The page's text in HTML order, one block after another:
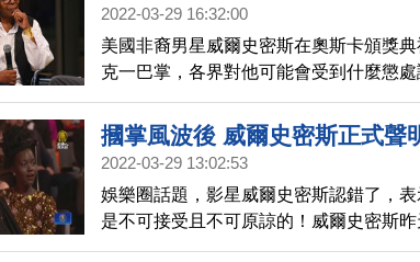
2022-03-29 16:32:00
美國非裔男星威爾史密斯在奧斯卡頒獎
克一巴掌，各界對他可能會受到什麼懲
員琥碧戈柏說，威爾史密斯可以保住小
摑掌風波後 威爾史密斯正式聲
2022-03-29 13:02:53
娛樂圈話題，影星威爾史密斯認錯了，表
是不可接受且不可原諒的！威爾史密斯
卡影帝，但頒獎典禮上護妻掌摑頒獎人